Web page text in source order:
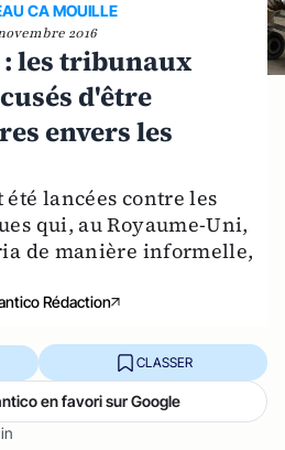
CA MOUILLE
2016
les tribunaux
d'être
envers les
lancées contre les
qui, au Royaume-Uni,
de manière informelle,
Rédaction
CLASSER
en favori sur Google